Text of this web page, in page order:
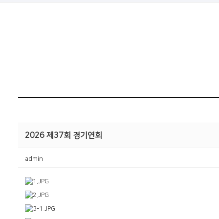
2026 제37회 경기연회
admin